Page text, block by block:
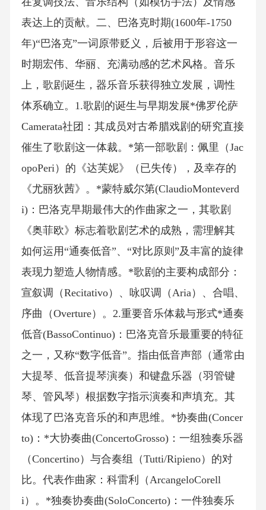
表达上的贡献。二、巴洛克时期(1600年-1750
年)“巴洛克”一词原带贬义，后被用于形容这一
时期宏伟、华丽、充满动感的艺术风格。音乐
上，歌剧诞生，器乐音乐获得独立发展，调性
体系确立。1.歌剧的诞生与早期发展*佛罗伦萨
Camerata社团：其成员对古希腊戏剧的研究直接
催生了歌剧这一体裁。*第一部歌剧：佩里（Jac
opoPeri）的《达芙妮》（已失传），及幸存的
《尤丽狄茜》。*蒙特威尔第(ClaudioMonteverd
i)：巴洛克早期最伟大的作曲家之一，其歌剧
《奥菲欧》标志着歌剧艺术的成熟，需理解其
如何运用“通奏低音”、“对比原则”及丰富的旋律
表现力塑造人物情感。*歌剧的主要构成部分：
宣叙调（Recitativo）、咏叹调（Aria）、合唱、
序曲（Overture）。2.重要音乐体裁与形式*通奏
低音(BassoContinuo)：巴洛克音乐最重要的特征
之一，又称“数字低音”。指由低音声部（通常由
大提琴、低音提琴演奏）和键盘乐器（羽管键
琴、管风琴）根据数字指示演奏和声填充。其
体现了巴洛克音乐的和声思维。*协奏曲(Concer
to)：*大协奏曲(ConcertoGrosso)：一组独奏乐器
（Concertino）与合奏组（Tutti/Ripieno）的对
比。代表作曲家：科雷利（ArcangeloCorell
i）。*独奏协奏曲(SoloConcerto)：一件独奏乐